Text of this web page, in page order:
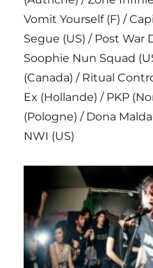
Vomit Yourself (F) /
Segue (US) / Post War
Soophie Nun Squad
(Canada) / Ritual
Ex (Hollande) / PKP
(Pologne) / Dona
NWI (US)